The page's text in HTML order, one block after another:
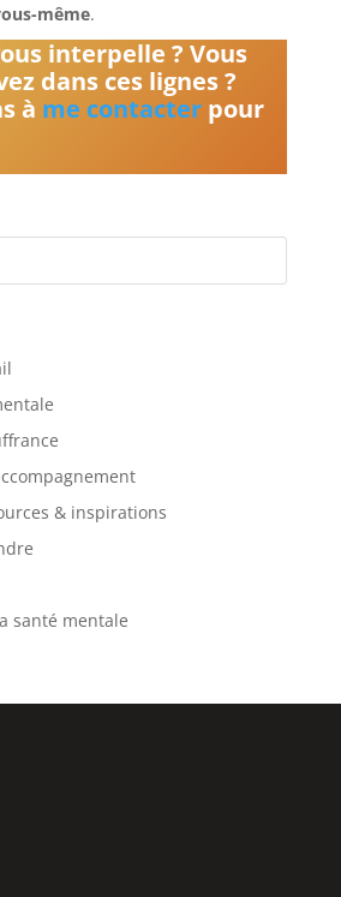
même.
interpelle ? Vous
dans ces lignes ?
à me contacterpour
& inspirations
santé mentale